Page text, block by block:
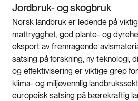
Jordbruk- og skogbruk
Norsk landbruk er ledende på
mattrygghet, god plante- og
eksport av fremragende
satsing på forskning, ny teknologi,
og effektivisering er viktige grep
klima- og miljøvennlig
europeisk satsing på bærekraftig